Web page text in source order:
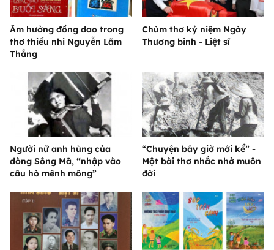
Âm hưởng đồng dao trong
thơ thiếu nhi Nguyễn Lãm
Thắng
Chùm thơ kỷ niệm Ngày
Thương binh - Liệt sĩ
Người nữ anh hùng của
dòng Sông Mã, “nhập vào
câu hò mênh mông”
“Chuyện bây giờ mới kể” -
Một bài thơ nhắc nhở muôn
đời